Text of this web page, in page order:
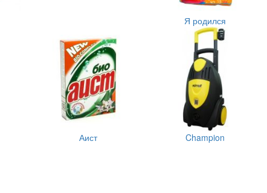
Я родился
Аист Champion